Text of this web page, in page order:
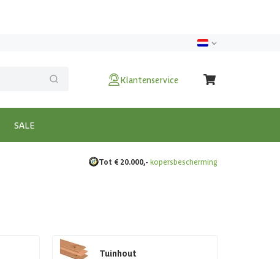
Klantenservice
SALE
Tot € 20.000,- kopersbescherming
Tuinhout